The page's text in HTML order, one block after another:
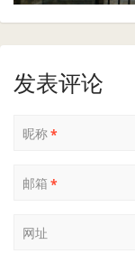
发表评论
昵称*
邮箱 *
网址